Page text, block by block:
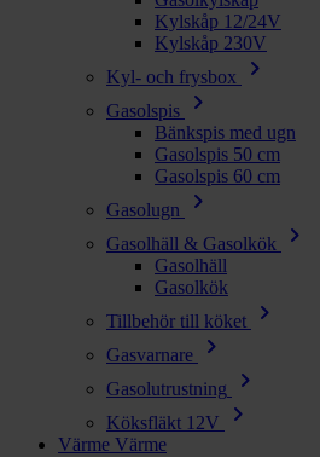
Kylskåp 12/24V
Kylskåp 230V
Kyl- och frysbox
chevron_right
Gasolspis chevron_right
Bänkspis med ugn
Gasolspis 50 cm
Gasolspis 60 cm
Gasolugn
chevron_right
Gasolhäll & Gasolkök chevron_right
Gasolhäll
Gasolkök
Tillbehör till köket
chevron_right
Gasvarnare chevron_right
Gasolutrustning chevron_right
Köksfläkt 12V chevron_right
Värme Värme